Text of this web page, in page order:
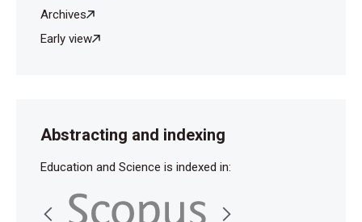
Archives
Early view
Abstracting and indexing
Education and Science is indexed in: